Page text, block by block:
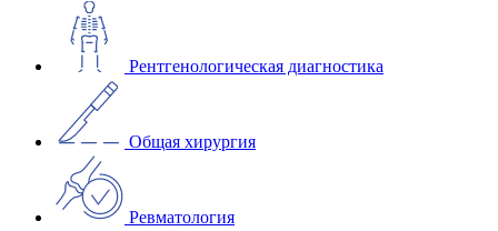
Рентгенологическая диагностика
Общая хирургия
Ревматология